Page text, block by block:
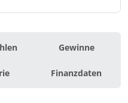
Gewinne
Finanzdaten